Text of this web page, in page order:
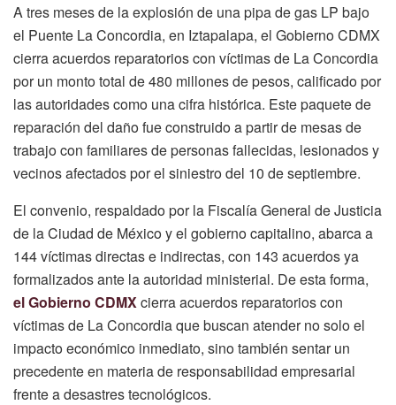
A tres meses de la explosión de una pipa de gas LP bajo
el Puente La Concordia, en Iztapalapa, el Gobierno CDMX
cierra acuerdos reparatorios con víctimas de La Concordia
por un monto total de 480 millones de pesos, calificado por
las autoridades como una cifra histórica. Este paquete de
reparación del daño fue construido a partir de mesas de
trabajo con familiares de personas fallecidas, lesionados y
vecinos afectados por el siniestro del 10 de septiembre.
El convenio, respaldado por la Fiscalía General de Justicia
de la Ciudad de México y el gobierno capitalino, abarca a
144 víctimas directas e indirectas, con 143 acuerdos ya
formalizados ante la autoridad ministerial. De esta forma,
el Gobierno CDMXcierra acuerdos reparatorios con
víctimas de La Concordia que buscan atender no solo el
impacto económico inmediato, sino también sentar un
precedente en materia de responsabilidad empresarial
frente a desastres tecnológicos.